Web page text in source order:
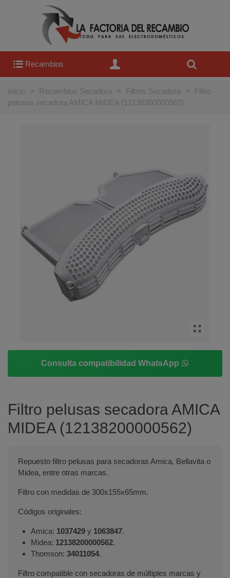
Recambios
Inicio > Recambios Secadora > Filtros Secadora >
Filtro
pelusas secadora AMICA MIDEA (12138200000562)
Consulta compatibilidad WhatsApp
Filtro pelusas secadora AMICA
MIDEA (12138200000562)
Repuesto filtro pelusas para secadoras Amica, Bellavita o
Midea, entre otras marcas.
Filtro con medidas de 300x155x65mm.
Códigos originales:
Amica: 1037429 y 1063847.
Midea: 12138200000562.
Thomson: 34011054.
Filtro compatible con secadoras de múltiples marcas y